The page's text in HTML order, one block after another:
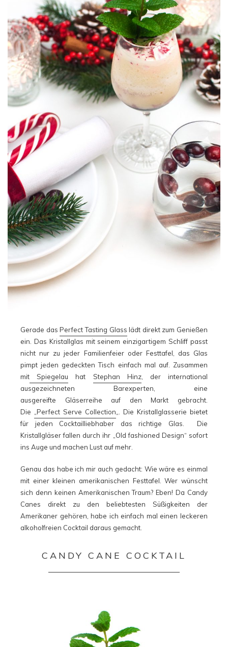
Gerade dasPerfect Tasting Glass lädt direkt zum Genießen
ein. Das Kristallglas mit seinem einzigartigem Schliff passt
nicht nur zu jeder Familienfeier oder Festtafel, das Glas
pimpt jeden gedeckten Tisch einfach mal auf. Zusammen
mit Spiegelau hat Stephan Hinz, der international
ausgezeichneten Barexperten, eine
ausgereifte Gläserreihe auf den Markt gebracht.
Die „Perfect Serve Collection„. Die Kristallglasserie bietet
für jeden Cocktailliebhaber das richtige Glas. Die
Kristallgläser fallen durch ihr „Old fashioned Design“ sofort
ins Auge und machen Lust auf mehr.
Genau das habe ich mir auch gedacht: Wie wäre es einmal
mit einer kleinen amerikanischen Festtafel. Wer wünscht
sich denn keinen Amerikanischen Traum? Eben! Da Candy
Canes direkt zu den beliebtesten Süßigkeiten der
Amerikaner gehören, habe ich einfach mal einen leckeren
alkoholfreien Cocktail daraus gemacht.
CANDY CANE COCKTAIL